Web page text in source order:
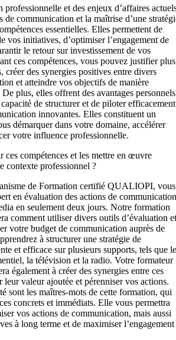
et des enjeux d’affaires
de communication et la maîtrise d’une
essentielles. Elles permettent de
vos initiatives, d’optimiser l’engagement de
le retour sur investissement de vos
ces compétences, vous pouvez justifier plus
créer des synergies positives entre divers
et atteindre vos objectifs de manière
plus, elles offrent des avantages personnels
de structurer et de piloter efficacement
innovantes. Elles constituent un
démarquer dans votre domaine, accélérer
votre influence professionnelle.
ces compétences et les mettre en œuvre
contexte professionnel ?
de Formation certifié QUALIOPI, vous
en évaluation des actions de communication
en seulement deux jours. Notre formation
comment utiliser divers outils d’évaluation et
votre budget de communication auprès de
à structurer une stratégie de
et efficace sur plusieurs supports, tels que le
la télévision et la radio. Votre formateur
également à créer des synergies entre ces
leur valeur ajoutée et pérenniser vos actions.
sont les maîtres-mots de cette formation, qui
concrets et immédiats. Elle vous permettra
vos actions de communication, mais aussi
à long terme et de maximiser l’engagement